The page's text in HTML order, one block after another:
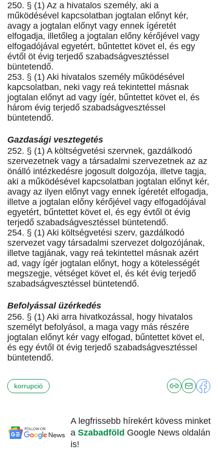
250. § (1) Az a hivatalos személy, aki a
működésével kapcsolatban jogtalan előnyt kér,
avagy a jogtalan előnyt vagy ennek ígéretét
elfogadja, illetőleg a jogtalan előny kérőjével vagy
elfogadójával egyetért, bűntettet követ el, és egy
évtől öt évig terjedő szabadságvesztéssel
büntetendő.
253. § (1) Aki hivatalos személy működésével
kapcsolatban, neki vagy reá tekintettel másnak
jogtalan előnyt ad vagy ígér, bűntettet követ el, és
három évig terjedő szabadságvesztéssel
büntetendő.
Gazdasági vesztegetés
252. § (1) A költségvetési szervnek, gazdálkodó
szervezetnek vagy a társadalmi szervezetnek az az
önálló intézkedésre jogosult dolgozója, illetve tagja,
aki a működésével kapcsolatban jogtalan előnyt kér,
avagy az ilyen előnyt vagy ennek ígéretét elfogadja,
illetve a jogtalan előny kérőjével vagy elfogadójával
egyetért, bűntettet követ el, és egy évtől öt évig
terjedő szabadságvesztéssel büntetendő.
254. § (1) Aki költségvetési szerv, gazdálkodó
szervezet vagy társadalmi szervezet dolgozójának,
illetve tagjának, vagy reá tekintettel másnak azért
ad, vagy ígér jogtalan előnyt, hogy a kötelességét
megszegje, vétséget követ el, és két évig terjedő
szabadságvesztéssel büntetendő.
Befolyással üzérkedés
256. § (1) Aki arra hivatkozással, hogy hivatalos
személyt befolyásol, a maga vagy más részére
jogtalan előnyt kér vagy elfogad, bűntettet követ el,
és egy évtől öt évig terjedő szabadságvesztéssel
büntetendő.
korrupció
A legfrissebb hírekért kövess minket
a Szabadföld Google News oldalán
is!